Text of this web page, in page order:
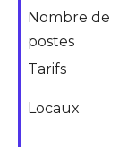
Nombre de
postes
Tarifs
Locaux